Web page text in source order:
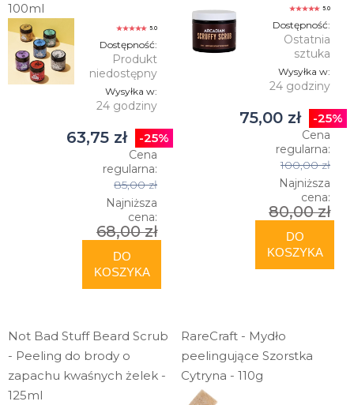
100ml
5.0
Dostępność:
Produkt
niedostępny
Wysyłka w:
24 godziny
63,75 zł -25%
Cena
regularna:
85,00 zł
Najniższa
cena:
68,00 zł
DO
KOSZYKA
5.0
Dostępność:
Ostatnia
sztuka
Wysyłka w:
24 godziny
75,00 zł -25%
Cena
regularna:
100,00 zł
Najniższa
cena:
80,00 zł
DO
KOSZYKA
Not Bad Stuff Beard Scrub
- Peeling do brody o
zapachu kwaśnych żelek -
125ml
RareCraft - Mydło
peelingujące Szorstka
Cytryna - 110g